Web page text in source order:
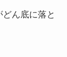
どん底に落と